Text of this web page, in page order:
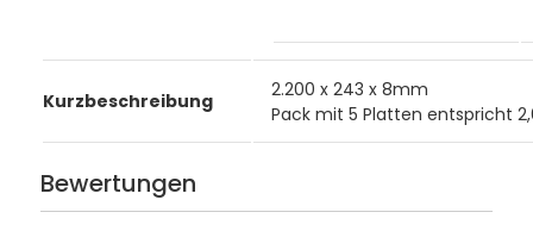
Kurzbeschreibung
2.200 x 243 x 8mm
Pack mit 5 Platten entspricht
Bewertungen